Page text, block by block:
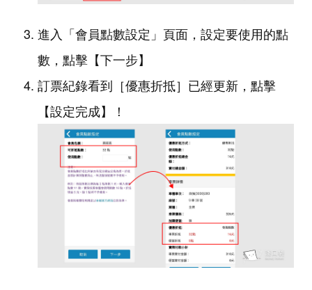
進入「會員點數設定」頁面，設定要使用的點
數，點擊【下一步】
訂票紀錄看到［優惠折抵］已經更新，點擊
【設定完成】！